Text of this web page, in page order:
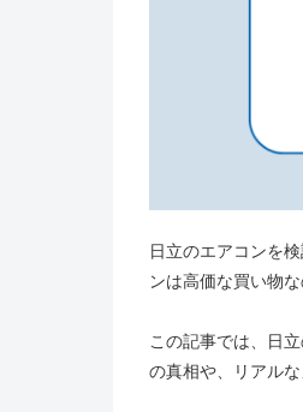
日立のエアコンを
ンは高価な買い物
この記事では、日
の真相や、リアル